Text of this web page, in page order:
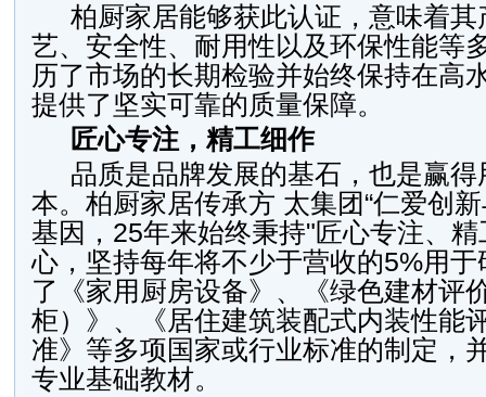
柏厨家居能够获此认证，意味着
艺、安全性、耐用性以及环保性能等
历了市场的长期检验并始终保持在高
提供了坚实可靠的质量保障。
匠心专注，精工细作
品质是品牌发展的基石，也是赢
本。柏厨家居传承方 太集团“仁爱创
基因，25年来始终秉持"匠心专注、
心，坚持每年将不少于营收的5%用
了《家用厨房设备》、《绿色建材评
柜）》、《居住建筑装配式内装性能
准》等多项国家或行业标准的制定，
专业基础教材。